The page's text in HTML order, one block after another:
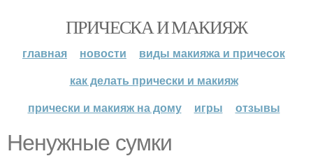
ПРИЧЕСКА И МАКИЯЖ
главная новости
виды макияжа и причесок
как делать прически и макияж
прически и макияж на дому
игры отзывы
Ненужные сумки